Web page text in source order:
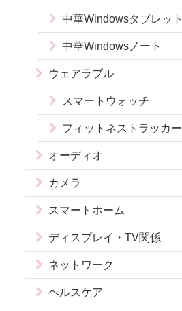
中華Windowsタブレット
中華Windowsノート
ウェアラブル
スマートウォッチ
フィットネストラッカー
オーディオ
カメラ
スマートホーム
ディスプレイ・TV関係
ネットワーク
ヘルスケア